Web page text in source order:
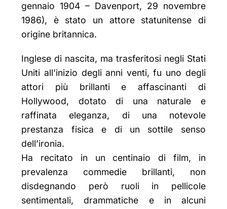
gennaio 1904 – Davenport, 29 novembre
1986), è stato un attore statunitense di
origine britannica.
Inglese di nascita, ma trasferitosi negli Stati
Uniti all’inizio degli anni venti, fu uno degli
attori più brillanti e affascinanti di
Hollywood, dotato di una naturale e
raffinata eleganza, di una notevole
prestanza fisica e di un sottile senso
dell’ironia.
Ha recitato in un centinaio di film, in
prevalenza commedie brillanti, non
disdegnando però ruoli in pellicole
sentimentali, drammatiche e in alcuni